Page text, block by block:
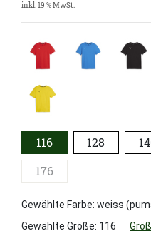
inkl. 19 % MwSt.
116 128
176
Gewählte Farbe: weiss
Gewählte Größe: 116